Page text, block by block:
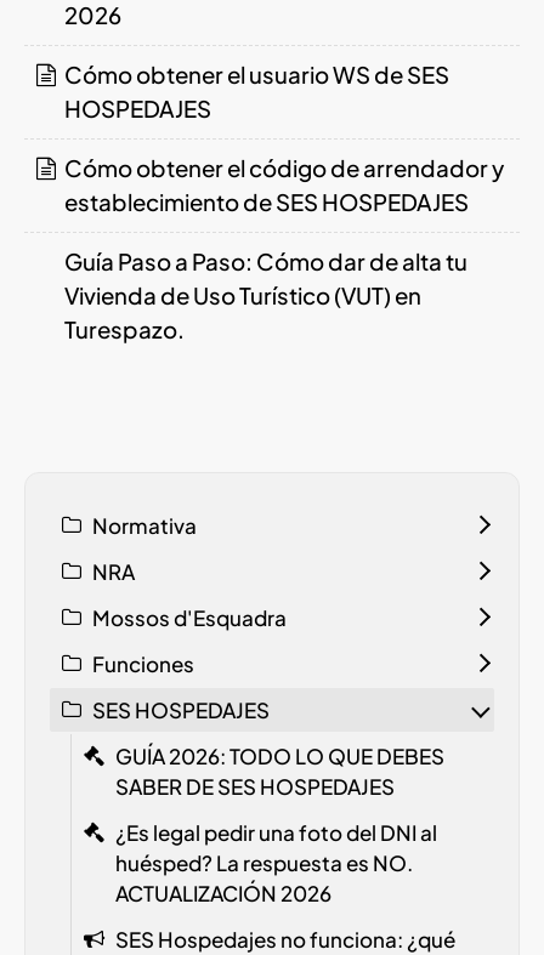
2026
Cómo obtener el usuario WS de SES
HOSPEDAJES
Cómo obtener el código de arrendador y
establecimiento de SES HOSPEDAJES
Guía Paso a Paso: Cómo dar de alta tu
Vivienda de Uso Turístico (VUT) en
Turespazo.
Normativa
NRA
Mossos d'Esquadra
Funciones
SES HOSPEDAJES
GUÍA 2026: TODO LO QUE DEBES
SABER DE SES HOSPEDAJES
¿Es legal pedir una foto del DNI al
huésped? La respuesta es NO.
ACTUALIZACIÓN 2026
SES Hospedajes no funciona: ¿qué